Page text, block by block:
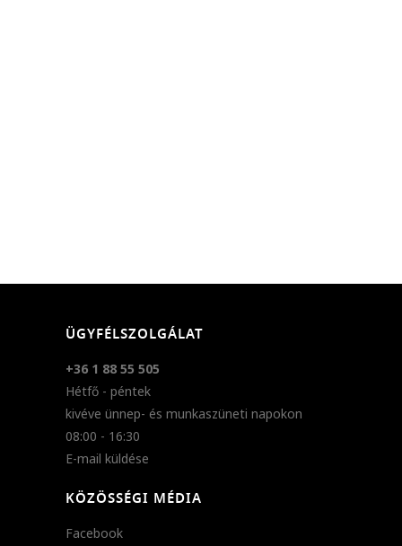
ÜGYFÉLSZOLGÁLAT
+36 1 88 55 505
Hétfő - péntek
kivéve ünnep- és munkaszüneti napokon
08:00 - 16:30
E-mail küldése
KÖZÖSSÉGI MÉDIA
Facebook